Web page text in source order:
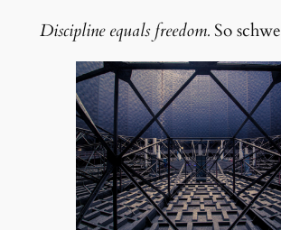
Discipline equals freedom.So